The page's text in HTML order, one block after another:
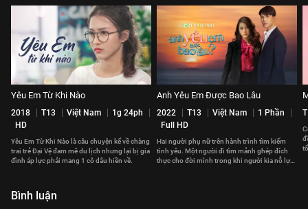
Yêu Em Từ Khi Nào
2018 T13 Việt Nam
1g 24ph
HD
Yêu Em Từ Khi Nào là câu chuyện kể về chàng
trai trẻ Đại Vệ đam mê du lịch nhưng lại bị gia
đình áp lực phải mang 1 cô dâu hiền về.
Anh Yêu Em Được Bao Lâu
2022 T13 Việt Nam
1 Phần
Full HD
Hai người phụ nữ trên hành trình tìm kiếm
tình yêu. Một người đi tìm mảnh ghép đích
thực cho đời mình trong khi người kia nỗ lực
Bình luận